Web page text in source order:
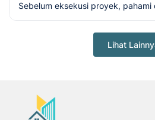
Sebelum eksekusi proyek,
dalam fase perencanaan proyek
gagal. Biasanya, orang cenderung
ini, padahal fase perencanaan
Lihat